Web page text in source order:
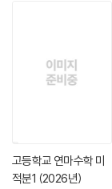
고등학교 연마수학 미
적분1 (2026년)